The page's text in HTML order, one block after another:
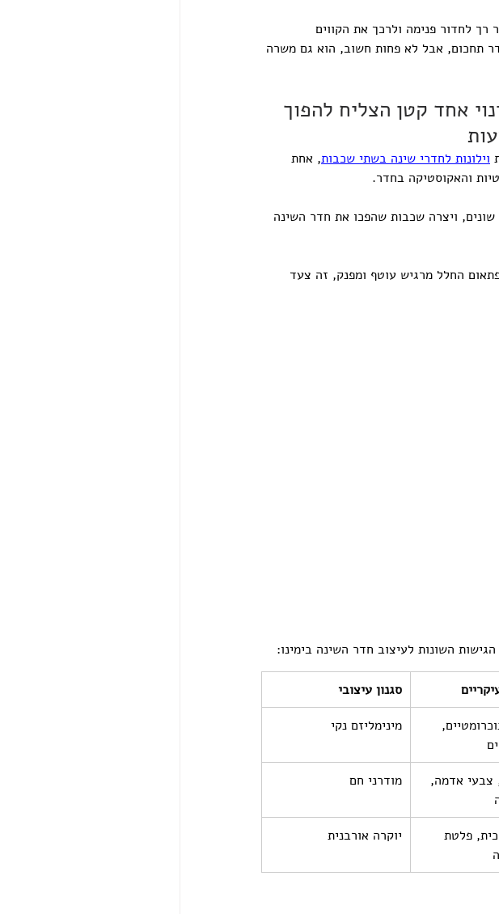
לחדור פנימה ולרכך את הקווים
תחכום, אבל לא פחות חשוב, הוא גם משרה
אחד קטן הצליח להפוך
וילונות לחדרי שינה בשתי שכבות, אחת
והאקוסטיקה בחדר.
שונים, ויצרה שכבות שהפכו את חדר השינה
החלל מרגיש עוטף ומפנק, זה צעד
השונות לעיצוב חדר השינה בימינו:
סגנון עיצובי
מינימליזם נקי
צבעי אדמה,
מודרני חם
פלטת
יוקרה אורבנית